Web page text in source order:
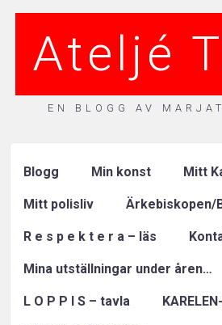
Ateljé
EN BLOGG AV
Blogg Min konst Mitt
Mitt polisliv Ärkebiskopen/
R e s p e k t e r a – läs
Mina utställningar under åren…
L O P P I S – tavla